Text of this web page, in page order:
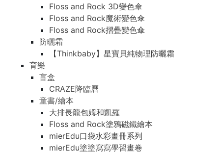
Floss and Rock 3D變色傘
Floss and Rock魔術變色傘
Floss and Rock摺疊變色傘
防曬霜
【Thinkbaby】星寶貝純物理防曬霜
育樂
盲盒
CRAZE降臨曆
童書/繪本
大排長龍包姆和凱羅
Floss and Rock塗鴉磁鐵繪本
mierEdu口袋水彩畫冊系列
mierEdu塗塗寫寫學習畫卷